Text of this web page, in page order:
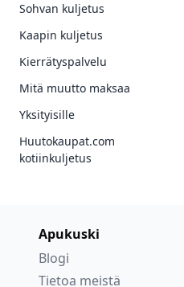
Sohvan kuljetus
Kaapin kuljetus
Kierrätyspalvelu
Mitä muutto maksaa
Yksityisille
Huutokaupat.com
kotiinkuljetus
Apukuski
Blogi
Tietoa meistä